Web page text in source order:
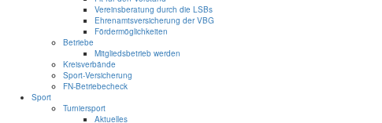
Vereinsberatung durch die LSBs
Ehrenamtsversicherung der VBG
Fördermöglichkeiten
Betriebe
Mitgliedsbetrieb werden
Kreisverbände
Sport-Versicherung
FN-Betriebecheck
Sport
Turniersport
Aktuelles